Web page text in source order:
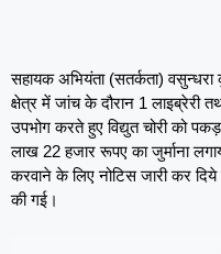
सहायक अभियंता (सतर्कता) वसुन्धरा
क्षेत्र में जांच के दौरान 1 लाइब्रेरी
उपभोग करते हुए विद्युत चोरी को
लाख 22 हजार रूपए का जुर्माना
करवाने के लिए नोटिस जारी कर
की गई।